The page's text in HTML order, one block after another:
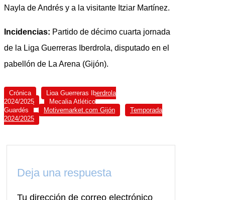
Nayla de Andrés y a la visitante Itziar Martínez.
Incidencias: Partido de décimo cuarta jornada
de la Liga Guerreras Iberdrola, disputado en el
pabellón de La Arena (Gijón).
Crónica
Liga Guerreras Iberdrola
2024/2025
Mecalia Atlético
Guardés
Motivemarket.com Gijón
Temporada
2024/2025
Deja una respuesta
Tu dirección de correo electrónico